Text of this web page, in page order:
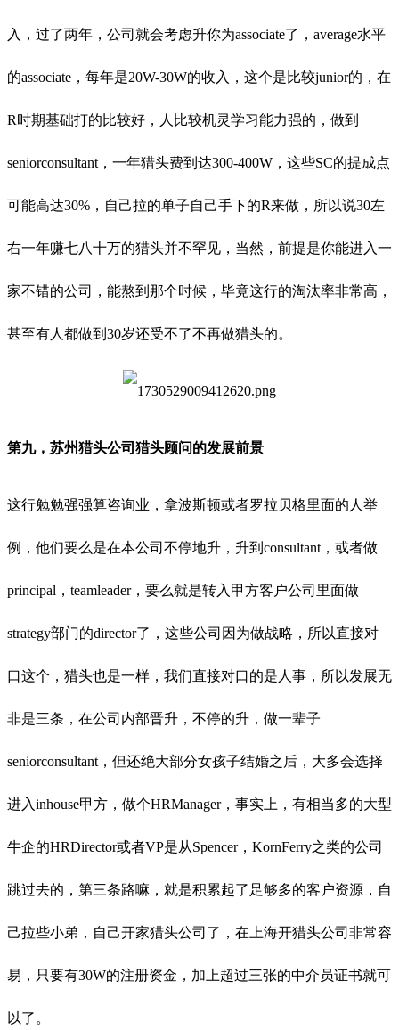
入，过了两年，公司就会考虑升你为associate了，average水平
的associate，每年是20W-30W的收入，这个是比较junior的，在
R时期基础打的比较好，人比较机灵学习能力强的，做到
seniorconsultant，一年猎头费到达300-400W，这些SC的提成点
可能高达30%，自己拉的单子自己手下的R来做，所以说30左
右一年赚七八十万的猎头并不罕见，当然，前提是你能进入一
家不错的公司，能熬到那个时候，毕竟这行的淘汰率非常高，
甚至有人都做到30岁还受不了不再做猎头的。
第九，苏州猎头公司猎头顾问的发展前景
这行勉勉强强算咨询业，拿波斯顿或者罗拉贝格里面的人举
例，他们要么是在本公司不停地升，升到 consultant，或者做
principal，teamleader，要么就是转入甲方客户公司里面做
strategy部门的director了，这些公司因为做战略，所以直接对
口这个，猎头也是一样，我们直接对口的是人事，所以发展无
非是三条，在公司内部晋升，不停的升， 做一辈子
seniorconsultant，但还绝大部分女孩子结婚之后，大多会选择
进入inhouse甲方，做个HRManager，事实上，有相当多的大型
牛企的HRDirector或者VP是从Spencer，KornFerry之类的公司
跳过去的，第三条路嘛，就是积累起了足够多的客 户资源，自
己拉些小弟，自己开家猎头公司了，在上海开猎头公司非常容
易，只要有30W的注册资金，加上超过三张的中介员证书就可
以了。